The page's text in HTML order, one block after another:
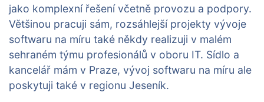
jako komplexní řešení včetně provozu a podpory.
Většinou pracuji sám, rozsáhlejší projekty vývoje
softwaru na míru také někdy realizuji v malém
sehraném týmu profesionálů v oboru IT. Sídlo a
kancelář mám v Praze, vývoj softwaru na míru ale
poskytuji také v regionu Jeseník.